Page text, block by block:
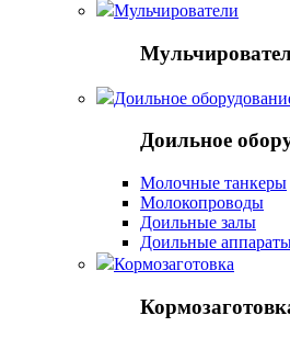
Мульчирователи
Доильное
Доильное
Молочные танкеры
Молокопроводы
Доильные залы
Доильные
Кормозаготовка